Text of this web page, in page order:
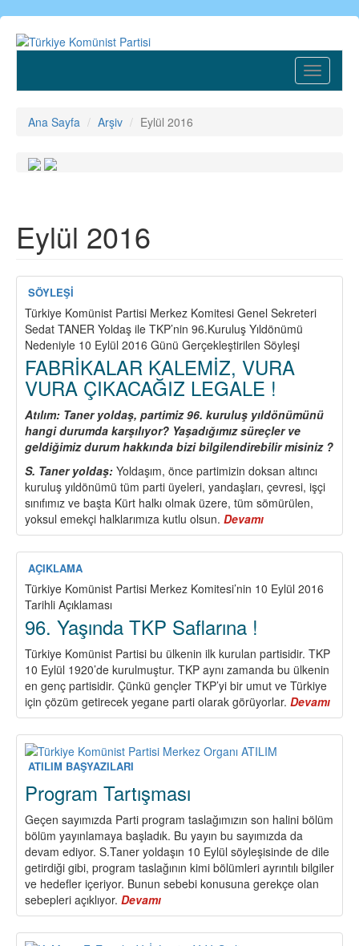
Ana
içeriğe
Toggle
Ana Sayfa Arşiv Eylül 2016
Eylül 2016
SÖYLEŞİ
Türkiye Komünist Partisi Merkez Komitesi Genel Sekreteri
Sedat TANER Yoldaş ile TKP’nin 96.Kuruluş Yıldönümü
Nedeniyle 10 Eylül 2016 Günü Gerçekleştirilen Söyleşi
FABRİKALAR KALEMİZ, VURA
VURA ÇIKACAĞIZ LEGALE !
Atılım: Taner yoldaş, partimiz 96. kuruluş yıldönümünü
hangi durumda karşılıyor? Yaşadığımız süreçler ve
geldiğimiz durum hakkında bizi bilgilendirebilir misiniz ?
S. Taner yoldaş: Yoldaşım, önce partimizin doksan altıncı
kuruluş yıldönümü tüm parti üyeleri, yandaşları, çevresi, işçi
sınıfımız ve başta Kürt halkı olmak üzere, tüm sömürülen,
yoksul emekçi halklarımıza kutlu olsun. Devamı
FABRİKALAR
KALEMİZ,
VURA
ÇIKACAĞIZ
AÇIKLAMA
Türkiye Komünist Partisi Merkez Komitesi’nin 10 Eylül 2016
Tarihli Açıklaması
96. Yaşında TKP Saflarına !
Türkiye Komünist Partisi bu ülkenin ilk kurulan partisidir. TKP
10 Eylül 1920’de kurulmuştur. TKP aynı zamanda bu ülkenin
en genç partisidir. Çünkü gençler TKP’yi bir umut ve Türkiye
için çözüm getirecek yegane parti olarak görüyorlar. Devamı
96.
ATILIM BAŞYAZILARI
Program Tartışması
Geçen sayımızda Parti program taslağımızın son halini bölüm
bölüm yayınlamaya başladık. Bu yayın bu sayımızda da
devam ediyor. S.Taner yoldaşın 10 Eylül söyleşisinde de dile
getirdiği gibi, program taslağının kimi bölümleri ayrıntılı bilgiler
ve hedefler içeriyor. Bunun sebebi konusuna gerekçe olan
sebepleri açıklıyor. Devamı
Program
Tartışması